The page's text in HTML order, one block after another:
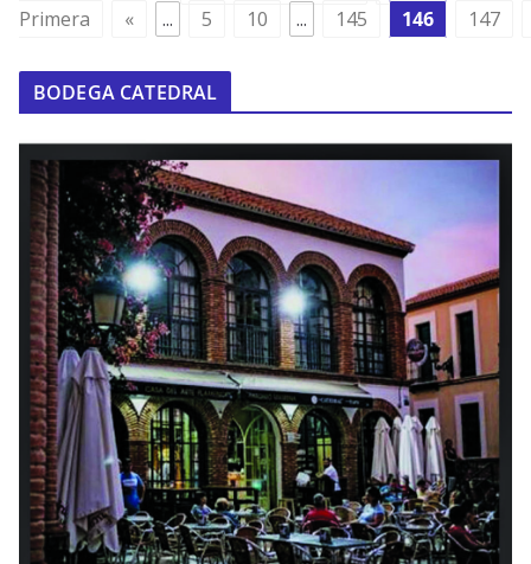
Primera
« ... 5 10 ... 145 146 147
BODEGA CATEDRAL